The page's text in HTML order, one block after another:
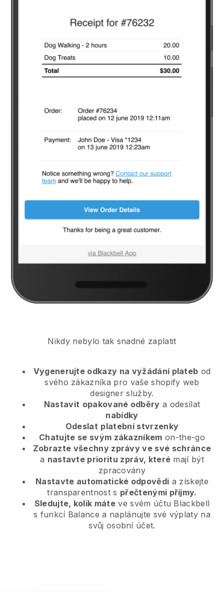
Nikdy nebylo tak snadné zaplatit
Vygenerujte odkazy na vyžádání plateb od
svého zákazníka pro vaše shopify web
designer služby.
Nastavit opakované odběry a odesílat
nabídky
Odeslat platební stvrzenky
Chatujte se svým zákazníkem on-the-go
Zobrazte všechny zprávy ve své schránce
a nastavte prioritu zpráv, které mají být
zpracovány
Nastavte automatické odpovědi a získejte
transparentnost s přečtenými příjmy.
Sledujte, kolik máte ve svém účtu Blackbell
s funkcí Balance a naplánujte své výplaty na
svůj osobní účet.